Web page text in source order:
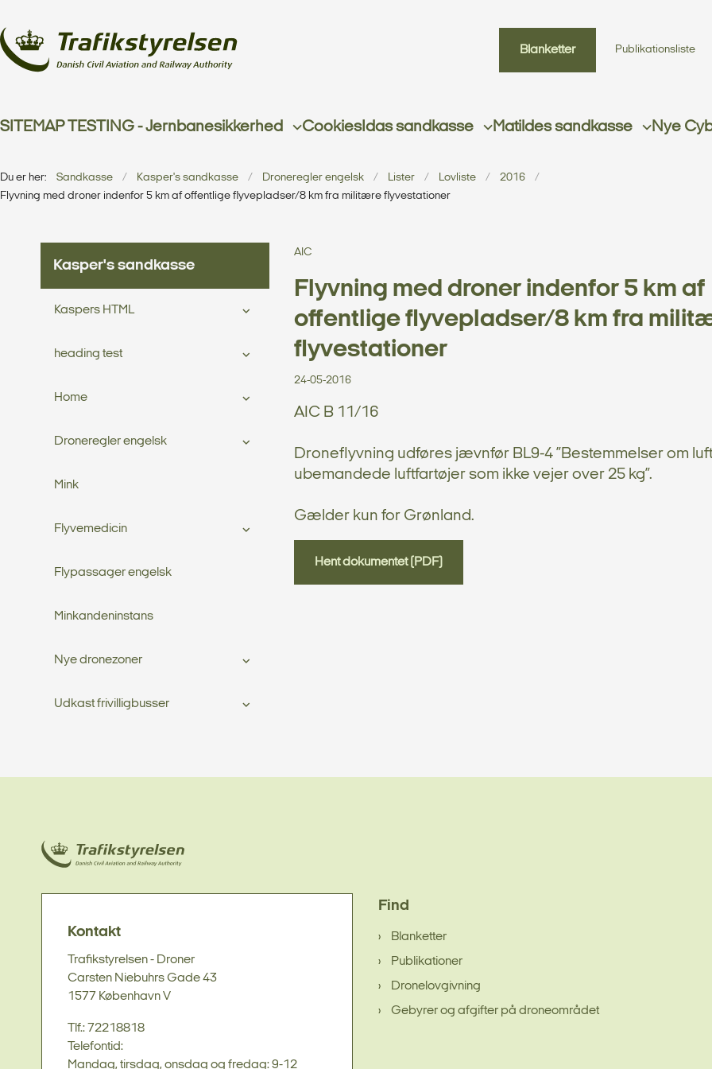
Blanketter Publikationsliste
SITEMAP TESTING - Jernbanesikkerhed CookiesIdas sandkasse Matildes sandkasse Nye
Du er her: Sandkasse Kasper's sandkasse Droneregler engelsk Lister Lovliste
2016
Flyvning med droner indenfor 5 km af offentlige flyvepladser/8 km fra militære flyvestationer
Kasper's sandkasse
Kaspers HTML
heading test
Home
Droneregler engelsk
Mink
Flyvemedicin
Flypassager engelsk
Minkandeninstans
Nye dronezoner
Udkast frivilligbusser
AIC
Flyvning med droner indenfor 5 km af
offentlige flyvepladser/8 km fra
flyvestationer
24-05-2016
AIC B 11/16
Droneflyvning udføres jævnfør BL9-4 ”Bestemmelser om
ubemandede luftfartøjer som ikke vejer over 25 kg”.
Gælder kun for Grønland.
Hent dokumentet (PDF)
Kontakt
Trafikstyrelsen - Droner
Carsten Niebuhrs Gade 43
1577 København V
Tlf.: 72218818
Telefontid:
Mandag, tirsdag, onsdag og fredag: 9-12
Find
Blanketter
Publikationer
Dronelovgivning
Gebyrer og afgifter på droneområdet